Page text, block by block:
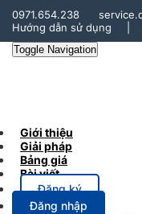
0971.654.238
Hướng dẫn sử dụng
Toggle Navigation
Giới thiệu
Giải pháp
Bảng giá
Bài viết
Đăng ký
Đăng nhập